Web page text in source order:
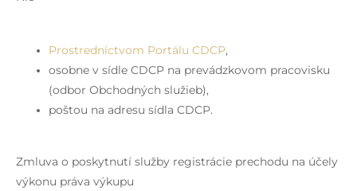
Prostredníctvom Portálu CDCP,
osobne v sídle CDCP na prevádzkovom pracovisku
(odbor Obchodných služieb),
poštou na adresu sídla CDCP.
Zmluva o poskytnutí služby registrácie prechodu na účely
výkonu práva výkupu